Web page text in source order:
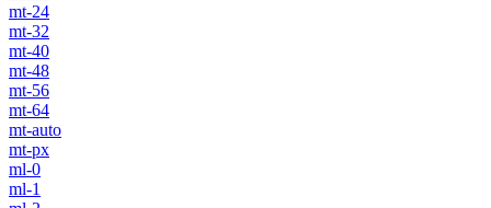
mt-24
mt-32
mt-40
mt-48
mt-56
mt-64
mt-auto
mt-px
ml-0
ml-1